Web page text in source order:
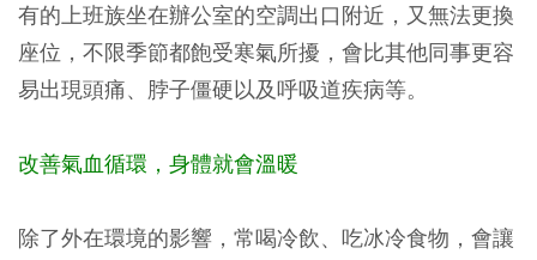
有的上班族坐在辦公室的空調出口附近，又無法更換
座位，不限季節都飽受寒氣所擾，會比其他同事更容
易出現頭痛、脖子僵硬以及呼吸道疾病等。
改善氣血循環，身體就會溫暖
除了外在環境的影響，常喝冷飲、吃冰冷食物，會讓